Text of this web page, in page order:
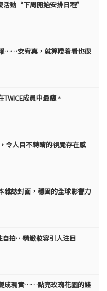
活動“下周開始安排日程”
……安宥真，就算瞪着看也很
成員中最瘦。
令人目不轉睛的視覺存在感
雜誌封面，穩固的全球影響力
自拍…精緻妝容引人注目
成現實……點亮玫瑰花園的娃